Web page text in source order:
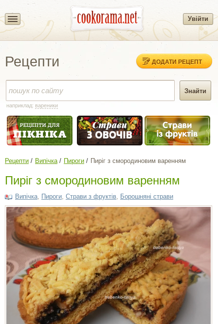
Увійти
Рецепти ДОДАТИ РЕЦЕПТ
наприклад: вареники
Рецепти Випічка Пироги Пиріг з смородиновим варенням
Пиріг з смородиновим варенням
Випічка Пироги Страви з фруктів Борошняні страви